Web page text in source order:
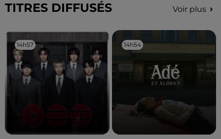
TITRES DIFFUSÉS Voir plus
14h57
14h57 14h54
14h54